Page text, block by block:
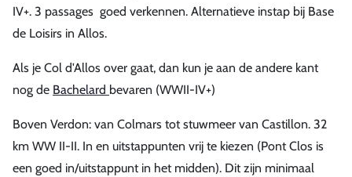
IV+. 3 passages goed verkennen. Alternatieve instap bij Base
de Loisirs in Allos.
Als je Col d'Allos over gaat, dan kun je aan de andere kant
nog de Bachelard bevaren (WWII-IV+)
Boven Verdon: van Colmars tot stuwmeer van Castillon. 32
km WW II-II. In en uitstappunten vrij te kiezen (Pont Clos is
een goed in/uitstappunt in het midden). Dit zijn minimaal